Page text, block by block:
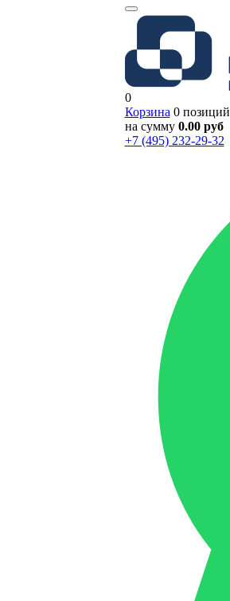
0
Корзина 0 позиций
на сумму 0.00 руб
+7 (495) 232-29-32